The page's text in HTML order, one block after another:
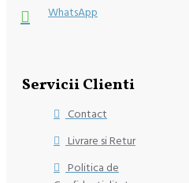
WhatsApp
Servicii Clienti
Contact
Livrare si Retur
Politica de